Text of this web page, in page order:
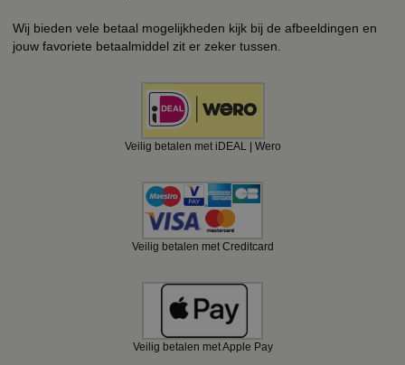
Wij bieden vele betaal mogelijkheden kijk bij de afbeeldingen en
jouw favoriete betaalmiddel zit er zeker tussen.
Veilig betalen met iDEAL | Wero
Veilig betalen met Creditcard
Veilig betalen met Apple Pay